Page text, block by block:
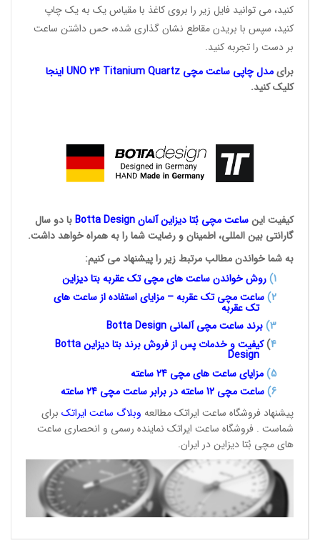
کنید، می توانید فایل زیر را بروی کاغذ با مقیاس یک به یک چاپ
کنید، سپس با بریدن مقاطع نشان گذاری شده، حس داشتن ساعت
بر دست را تجربه کنید.
برایمدل چاپی ساعت مچی UNO 24 Titanium Quartz اینجا
کلیک کنید.
کیفیت اینساعت مچی بُتادیزاین آلمانBotta Designبا دو سال
گارانتی بین المللی، اطمینان و رضایت شما را به همراه خواهد داشت.
به شما خواندن مطالب مرتبط زیر را پیشنهاد می کنیم:
1
)روش خواندن ساعت های مچی تکعقربه بتا دیزاین
2) ساعت مچی تک عقربه – مزایای استفاده از ساعت های
تک عقربه
3
)برند ساعت مچی آلمانی Botta Design
4
)کیفیت و خدمات پس از فروش برند بتا دیزاینBotta
Design
5) مزایای ساعت های مچی 24
ساعته
6) ساعت مچی 12 ساعته در برابر ساعت
مچی 24 ساعته
پیشنهاد فروشگاه ساعت ایراتک مطالعه وبلاگ ساعت ایراتک برای
شماست . فروشگاه ساعت ایراتک نماینده رسمی و انحصاری ساعت
های مچی بُتا دیزاین در ایران.